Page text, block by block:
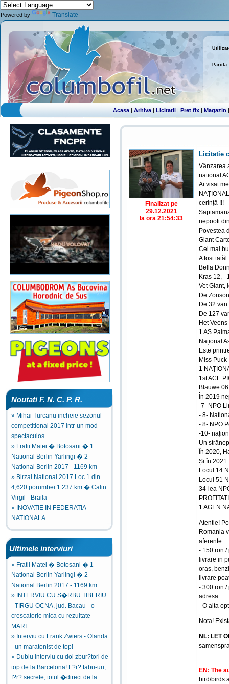
Powered by Translate
Parola:
Acasa | Arhiva | Licitatii | Pret fix | Magazin
Noutati F. N. C. P. R.
» Mihai Turcanu incheie sezonul
competitional 2017 intr-un mod
spectaculos.
» Fratii Matei � Botosani � 1
National Berlin Yarlingi � 2
National Berlin 2017 - 1169 km
» Birzai National 2017 Loc 1 din
4,620 porumbei 1.237 km � Calin
Virgil - Braila
» INOVATIE IN FEDERATIA
NATIONALA
Ultimele interviuri
» Fratii Matei � Botosani � 1
National Berlin Yarlingi � 2
National Berlin 2017 - 1169 km
» INTERVIU CU S�RBU TIBERIU
- TIRGU OCNA, jud. Bacau - o
crescatorie mica cu rezultate
MARI.
» Interviu cu Frank Zwiers - Olanda
- un maratonist de top!
» Dublu interviu cu doi zbur?tori de
top de la Barcelona! F?r? tabu-uri,
f?r? secrete, totul �direct de la
Finalizat pe
29.12.2021
la ora 21:54:33
Licitatie
Vânzarea
national
Ai visat
cerință !!!
nepooti
Povestea
Giant
Cel mai
A fost tatăl:
Bella
Kras 12, -
Vet Giant,
De
De 32
De 127
Het
1 AS
Național
Este
Miss
1
1st ACE
Blauwe
În 2019
-7- NPO
- 8-
- 8- NPO
-10-
Un
În 2020,
Și în 2021:
Locul 14
Locul 51
34-lea
1 AGEN
Atentie!
Romania
aferente:
- 150 ron /
livrare in
oras,
livrare
- 300 ron /
adresa.
- O alta
Nota!
NL: LET
EN: The
bird/birds